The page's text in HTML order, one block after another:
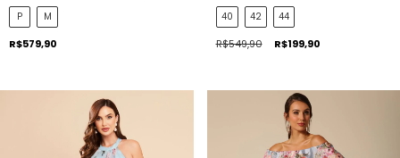
P M
R$579,90
40 42 44
R$549,90 R$199,90